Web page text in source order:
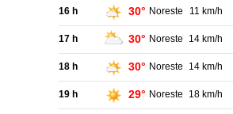
16 h 30° Noreste 11 km/h
17 h 30° Noreste 14 km/h
18 h 30° Noreste 14 km/h
19 h 29° Noreste 18 km/h